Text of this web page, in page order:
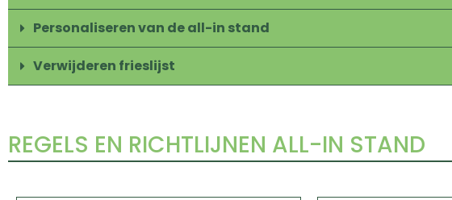
Personaliseren van de all-in stand
Verwijderen frieslijst
REGELS EN RICHTLIJNEN ALL-IN STAND